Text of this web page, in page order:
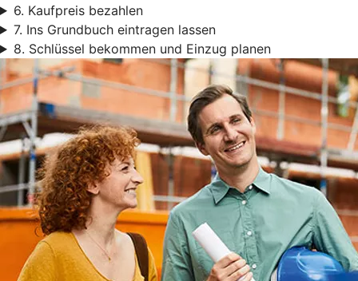
6. Kaufpreis bezahlen
7. Ins Grundbuch eintragen lassen
8. Schlüssel bekommen und Einzug planen